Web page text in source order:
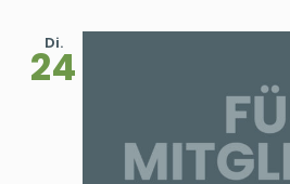
Di.
24